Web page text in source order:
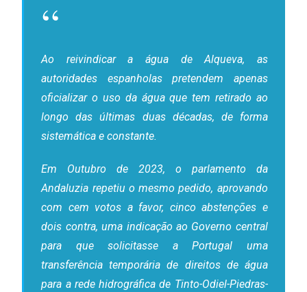
Ao reivindicar a água de Alqueva, as
autoridades espanholas pretendem apenas
oficializar o uso da água que tem retirado ao
longo das últimas duas décadas, de forma
sistemática e constante.
Em Outubro de 2023, o parlamento da
Andaluzia repetiu o mesmo pedido, aprovando
com cem votos a favor, cinco abstenções e
dois contra, uma indicação ao Governo central
para que solicitasse a Portugal uma
transferência temporária de direitos de água
para a rede hidrográfica de Tinto-Odiel-Piedras-